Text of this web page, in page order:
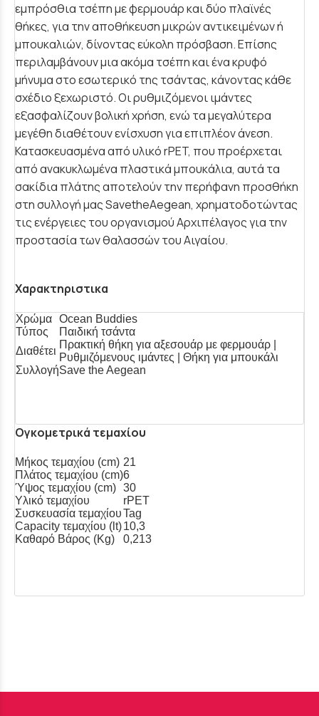
εμπρόσθια τσέπη με φερμουάρ και δύο πλαϊνές
θήκες, για την αποθήκευση μικρών αντικειμένων ή
μπουκαλιών, δίνοντας εύκολη πρόσβαση. Επίσης
περιλαμβάνουν μια ακόμα τσέπη και ένα κρυφό
μήνυμα στο εσωτερικό της τσάντας, κάνοντας κάθε
σχέδιο ξεχωριστό. Οι ρυθμιζόμενοι ιμάντες
εξασφαλίζουν βολική χρήση, ενώ τα μεγαλύτερα
μεγέθη διαθέτουν ενίσχυση για επιπλέον άνεση.
Κατασκευασμένα από υλικό rPET, που προέρχεται
από ανακυκλωμένα πλαστικά μπουκάλια, αυτά τα
σακίδια πλάτης αποτελούν την περήφανη προσθήκη
στη συλλογή μας SavetheAegean, χρηματοδοτώντας
τις ενέργειες του οργανισμού Αρχιπέλαγος για την
προστασία των θαλασσών του Αιγαίου.
Χαρακτηριστικα
Χρώμα Ocean Buddies
Τύπος
Παιδική τσάντα
Διαθέτει
Πρακτική θήκη για αξεσουάρ με φερμουάρ |
Ρυθμιζόμενους ιμάντες | Θήκη για μπουκάλι
ΣυλλογήSave the Aegean
Ογκομετρικά τεμαχίου
Μήκος τεμαχίου (cm) 21
Πλάτος τεμαχίου (cm)6
Ύψος τεμαχίου (cm) 30
Υλικό τεμαχίου
rPET
Συσκευασία τεμαχίουTag
Capacity τεμαχίου (lt)10,3
Καθαρό Βάρος (Kg)
0,213